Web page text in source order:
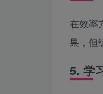
在效率
果，但
5. 学